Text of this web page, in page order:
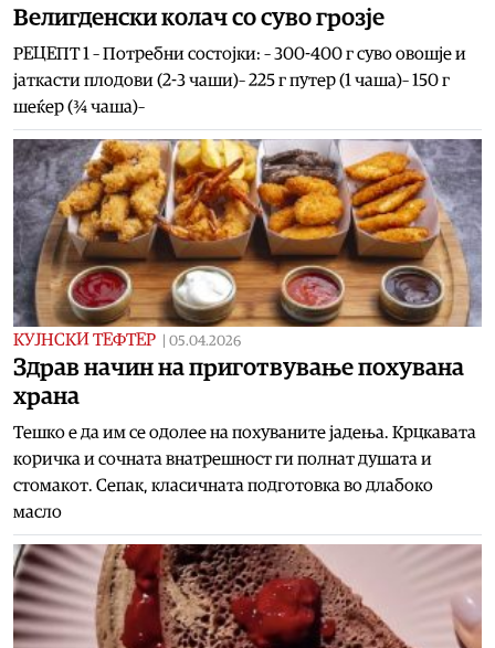
Велигденски колач со суво грозје
РЕЦЕПТ 1 – Потребни состојки: – 300-400 г суво овошје и
јаткасти плодови (2-3 чаши)– 225 г путер (1 чаша)– 150 г
шеќер (¾ чаша)–
КУЈНСКИ ТЕФТЕР 05.04.2026
Здрав начин на приготвување похувана
храна
Тешко е да им се одолее на похуваните јадења. Крцкавата
коричка и сочната внатрешност ги полнат душата и
стомакот. Сепак, класичната подготовка во длабоко
масло